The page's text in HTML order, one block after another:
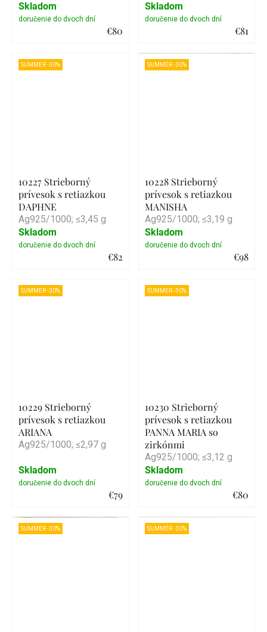
€80
Skladom
€81
Detail
Skladom
SUMMER -30%
10227 Strieborný
prívesok s retiazkou
DAPHNE
Ag925/1000; ≤3,45 g
€82
Skladom
SUMMER -30%
10228 Strieborný
prívesok s retiazkou
MANISHA
Ag925/1000; ≤3,19 g
€98
Skladom
SUMMER -30%
10229 Strieborný
prívesok s retiazkou
ARIANA
Ag925/1000; ≤2,97 g
€79
Detail
Skladom
SUMMER -30%
10230 Strieborný
prívesok s retiazkou
PANNA MARIA so
zirkónmi
Ag925/1000; ≤3,12 g
€80
Detail
Skladom
SUMMER -30% SUMMER -30%